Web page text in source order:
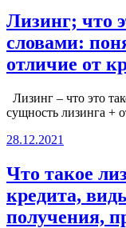
Лизинг; что
словами:
отличие от
Лизинг – что это
сущность лизинга +
28.12.2021
Что такое
кредита,
получения,